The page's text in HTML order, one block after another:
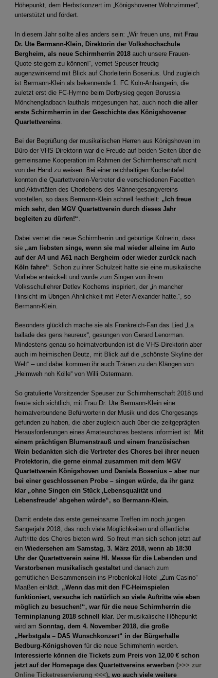
Höhepunkt, dem Herbstkonzert im „Königshovener Wohnzimmer“,
unterstützt und fördert.
In diesem Jahr sollte alles anders sein: „Wir freuen uns, mit Frau
Dr. Ute Bermann-Klein, Direktorin der Volkshochschule
Bergheim, als neue Schirmherrin 2018 auch unsere Frauen-
Quote steigern zu können!“, verriet Speuser freudig
augenzwinkernd mit Blick auf Chorleiterin Bosenius. Und zugleich
ist Bermann-Klein als bekennende 1. FC Köln-Anhängerin, die
zuletzt erst die FC-Hymne beim Derbysieg gegen Borussia
Mönchengladbach lauthals mitgesungen hat, auch noch die aller
erste Schirmherrin in der Geschichte des Königshovener
Quartettvereins
Bei der Begrüßung der musikalischen Herren aus Königshoven im
Büro der VHS-Direktorin war die Freude auf beiden Seiten über die
gemeinsame Kooperation im Rahmen der Schirmherrschaft nicht
von der Hand zu weisen. Bei einer reichhaltigen Kuchentafel
konnten die Quartettverein-Vertreter die verschiedenen Facetten
und Aktivitäten des Chorlebens des Männergesangvereins
vorstellen, so dass Bermann-Klein schnell festhielt: „Ich freue
mich sehr, den MGV Quartettverein durch dieses Jahr
begleiten zu dürfen!“.
Dabei verriet die neue Schirmherrin und gebürtige Kölnerin, dass
sie „am liebsten singe, wenn sie mal wieder alleine im Auto
auf der A4 und A61 nach Bergheim oder wieder zurück nach
Köln fahre“ . Schon zu ihrer Schulzeit hatte sie eine musikalische
Vorliebe entwickelt und wurde zum Singen von ihrem
Volksschullehrer Detlev Kochems inspiriert, der „in mancher
Hinsicht im Übrigen Ähnlichkeit mit Peter Alexander hatte.“, so
Bermann-Klein.
Besonders glücklich mache sie als Frankreich-Fan das Lied „La
ballade des gens heureux“, gesungen von Gerard Lenorman.
Mindestens genau so heimatverbunden ist die VHS-Direktorin aber
auch im heimischen Deutz, mit Blick auf die „schönste Skyline der
Welt“ – und dabei kommen ihr auch Tränen zu den Klängen von
„Heimweh noh Kölle“ von Willi Ostermann.
So gratulierte Vorsitzender Speuser zur Schirmherrschaft 2018 und
freute sich sichtlich, mit Frau Dr. Ute Bermann-Klein eine
heimatverbundene Befürworterin der Musik und des Chorgesangs
gefunden zu haben, die aber zugleich auch über die zeitgeprägten
Herausforderungen eines Amateurchores bestens informiert ist.
Mit
einem prächtigen Blumenstrauß und einem französischen
Wein bedankten sich die Vertreter des Chores bei ihrer neuen
Protektorin, die gerne einmal zusammen mit dem MGV
Quartettverein Königshoven und Daniela Bosenius – aber nur
bei einer geschlossenen Probe – singen würde, da ihr ganz
klar „ohne Singen ein Stück ‚Lebensqualität und
Lebensfreude‘ abgehen würde“, so Bermann-Klein.
Damit endete das erste gemeinsame Treffen im noch jungen
Sängerjahr 2018, das noch viele Möglichkeiten und öffentliche
Auftritte des Chores bieten wird. So freut man sich schon jetzt auf
ein Wiedersehen am Samstag, 3. März 2018, wenn ab 18:30
Uhr der Quartettverein seine Hl. Messe für die Lebenden und
Verstorbenen musikalisch gestaltet und danach zum
gemütlichen Beisammensein ins Probenlokal Hotel „Zum Casino“
Maaßen einlädt. „Wenn das mit den FC-Heimspielen
funktioniert, versuche ich natürlich so viele Auftritte wie eben
möglich zu besuchen!“, war für die neue Schirmherrin die
Terminplanung 2018 schnell klar. Der musikalische Höhepunkt
wird am Sonntag, dem 4. November 2018, die große
„Herbstgala – DAS Wunschkonzert“ in der Bürgerhalle
Bedburg-Königshoven für die neue Schirmherrin werden.
Interessierte können die Tickets zum Preis von 12,00 € schon
jetzt auf der Homepage des Quartettvereins erwerben (>>> zur
Online Ticketreservierung <<<), wo auch viele weitere